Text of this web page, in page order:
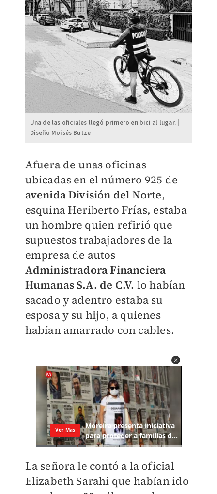
Una de las oficiales llegó primero en bici al lugar. |
Diseño Moisés Butze
Afuera de unas oficinas
ubicadas en el número 925 de
avenida División del Norte,
esquina Heriberto Frías, estaba
un hombre quien refirió que
supuestos trabajadores de la
empresa de autos
Administradora Financiera
Humanas S.A. de C.V. lo habían
sacado y adentro estaba su
esposa y su hijo, a quienes
habían amarrado con cables.
La señora le contó a la oficial
Elizabeth Sarahi que habían ido